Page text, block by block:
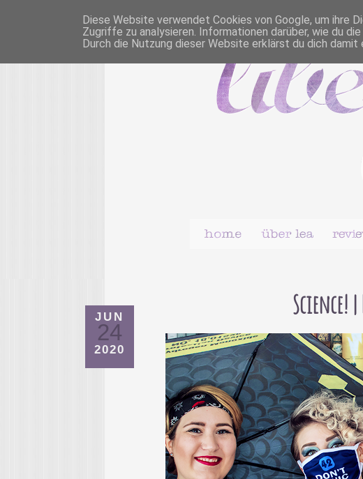
JUN
24
2020
Science!
Diese Website verwendet Cookies von Google, um ihre
Zugriffe zu analysieren. Informationen darüber, wie du
Durch die Nutzung dieser Website erklärst du dich